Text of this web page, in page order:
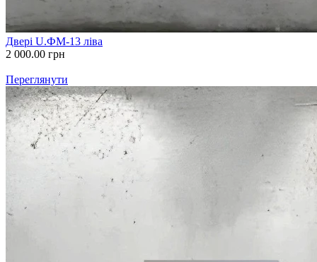
Двері U.ФМ-13 ліва
2 000.00 грн
Переглянути